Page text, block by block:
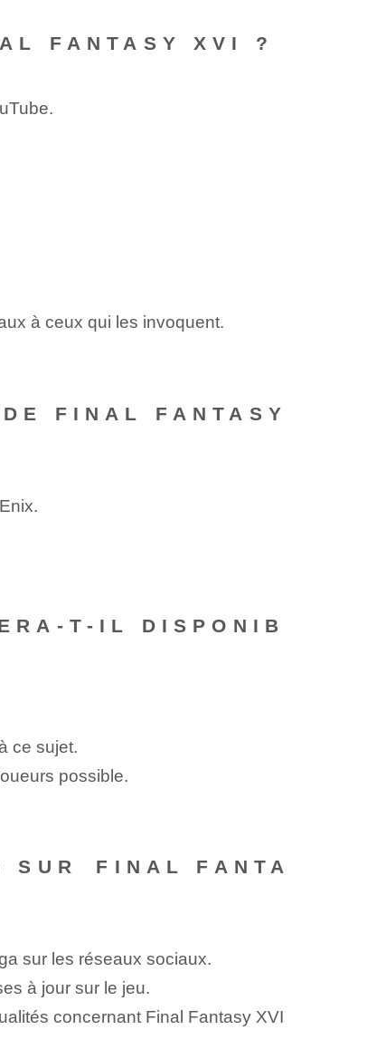
FANTASY XVI ?
à ceux qui les invoquent.
FINAL FANTASY
T-IL DISPONIB
ce sujet.
possible.
SUR⁤ FINAL FANTA
sur les réseaux sociaux.
à jour sur le jeu.
concernant Final‌ Fantasy XVI